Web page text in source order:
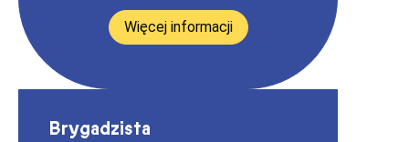
Więcej informacji
Brygadzista